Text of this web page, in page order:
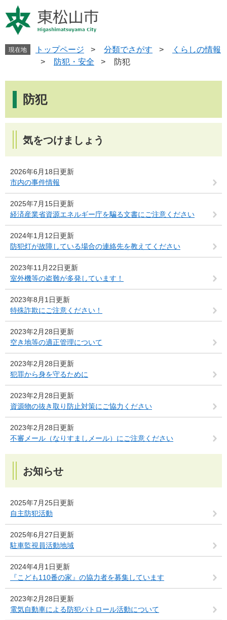
ー
ジ
す
ニ
ュ
し
へ
現在地 トップページ > 分類でさがす >
くらしの情報
>
防犯・安全 > 防犯
防犯
気をつけましょう
2026年6月18日更新
市内の事件情報
2025年7月15日更新
経済産業省資源エネルギー庁を騙る文書にご注意ください
2024年1月12日更新
防犯灯が故障している場合の連絡先を教えてください
2023年11月22日更新
室外機等の盗難が多発しています！
2023年8月1日更新
特殊詐欺にご注意ください！
2023年2月28日更新
空き地等の適正管理について
2023年2月28日更新
犯罪から身を守るために
2023年2月28日更新
資源物の抜き取り防止対策にご協力ください
2023年2月28日更新
不審メール（なりすましメール）にご注意ください
お知らせ
2025年7月25日更新
自主防犯活動
2025年6月27日更新
駐車監視員活動地域
2024年4月1日更新
『こども110番の家』の協力者を募集しています
2023年2月28日更新
電気自動車による防犯パトロール活動について